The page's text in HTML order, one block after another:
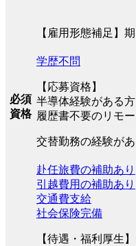
【雇用形態補足】
必須
資格
学歴不問
【応募資格】
半導体経験がある方
履歴書不要のリモ
交替勤務の経験が
赴任旅費の補助あり
引越費用の補助あり
交通費支給
社会保険完備
【待遇・福利厚生】